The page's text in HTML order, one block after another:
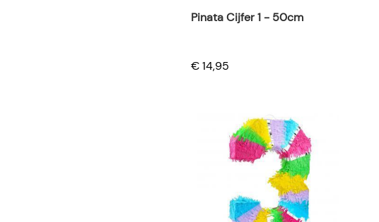
Pinata Cijfer 1 - 50cm
€ 14,95